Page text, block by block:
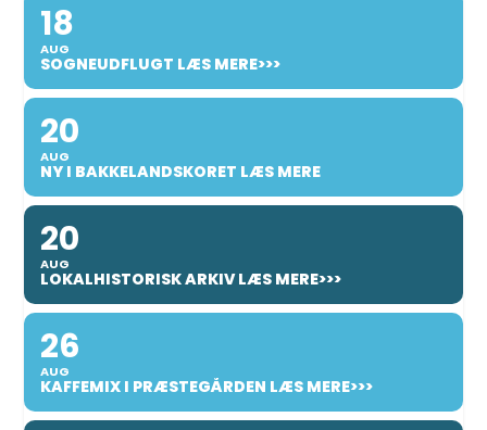
18
AUG
SOGNEUDFLUGT LÆS MERE>>>
20
AUG
NY I BAKKELANDSKORET LÆS MERE
20
AUG
LOKALHISTORISK ARKIV LÆS MERE>>>
26
AUG
KAFFEMIX I PRÆSTEGÅRDEN LÆS MERE>>>